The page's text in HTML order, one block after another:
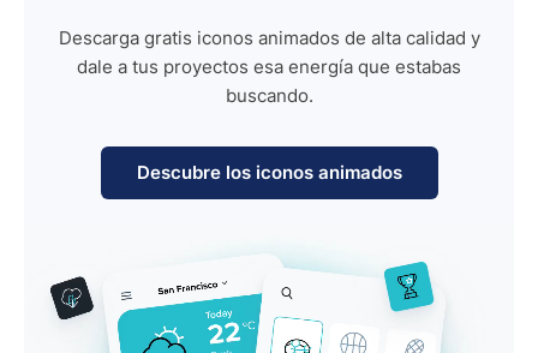
Descarga gratis iconos animados de alta calidad y
dale a tus proyectos esa energía que estabas
buscando.
Descubre los iconos animados